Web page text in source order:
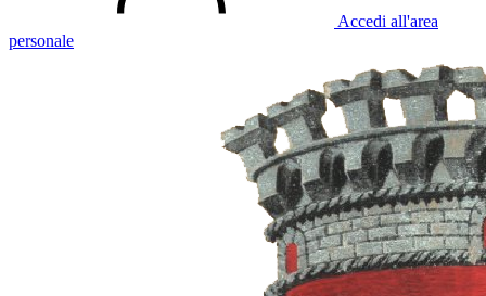
Accedi all'area
personale